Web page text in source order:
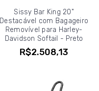
Sissy Bar King 20"
Destacável com Bagageiro
Removível para Harley-
Davidson Softail - Preto
R$2.508,13